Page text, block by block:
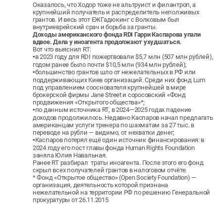
Оказалось, что Ходор тоже не альтруист и филантроп, а
крупнейший получатель и распределитель неполживых
грантов. И весь этот ЕЖГадюкинг с Волковым был
внутриеврейский срач и борьба за гранты.
Доходы американского фонда RDI Гарри Каспарова упали
вдвое. Дела у иноагента продолжают ухудшаться.
Вот что выяснил RT:
▪️в 2023 году для RDI пожертвовали $5,7 млн (507 млн рублей),
годом ранее было почти $10,5 млн (934 млн рублей);
▪️большинство грантов шло от нежелательных в РФ или
поддерживающих Киев организаций. Среди них фонд Lum
под управлением сооснователя крупнейшей в мире
брокерской фирмы Jane Street и соросовский «Фонд
продвижения «Открытого общества»*;
▪️по данным источника RT, в 2024—2025 годах падение
доходов продолжилось. Недавно Каспаров начал предлагать
американцам услуги тренера по шахматам за 27 тыс. в
переводе на рубли — видимо, от нехватки денег;
▪️Каспаров потерял ещё один источник финансирования: в
2024 году его пост главы фонда Human Rights Foundation
заняла Юлия Навальная.
Ранее RT разбирал траты иноагента. После этого его фонд
скрыл всех получателей грантов в налоговом отчёте.
* Фонд «Открытое общество» (Open Society Foundation) —
организация, деятельность которой признана
нежелательной на территории РФ по решению Генеральной
прокуратуры от 26.11.2015